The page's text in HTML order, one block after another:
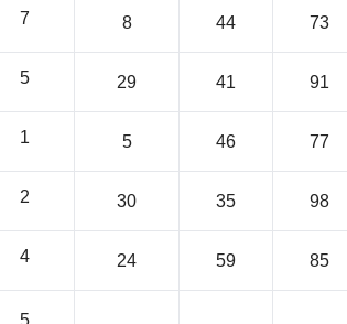
7 8 44 73
5 29 41 91
1 5 46 77
2 30 35 98
4 24 59 85